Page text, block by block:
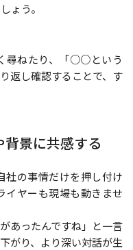
ょう。
尋ねたり、「○○という
返し確認することで、す
景に共感する
社の事情だけを押し付け
イヤーも現場も動きませ
あったんですね」と一言
がり、より深い対話が生